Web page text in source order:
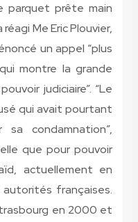
parquet prête main
Me Eric Plouvier,
un appel “plus
montre la grande
judiciaire”. “Le
qui avait pourtant
condamnation”,
que pour pouvoir
actuellement en
françaises.
en 2000 et